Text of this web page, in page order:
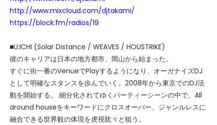
http://www.mixcloud.com/djtakami/
https://block.fm/radios/19
■U:ICHI (Solar Distance / WEAVES / HOUSTRIKE)
彼のキャリアは日本の地方都市、岡山から始まった。
すぐに街一番のVenueでPlayするようになり、オーガナイズDJ
として明確なスタンスを歩んでいく。2008年から東京でのDJ活
動を開始する。 細分化されてゆくパーティーシーンの中で、All
around houseをキーワードにクロスオーバー、ジャンルレスに
融合できる世界観の体現を虎視眈々と狙う。